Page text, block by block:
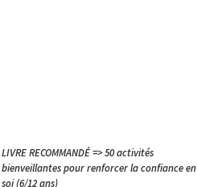
LIVRE RECOMMANDÉ => 50 activités
bienveillantes pour renforcer la confiance en
soi (6/12 ans)